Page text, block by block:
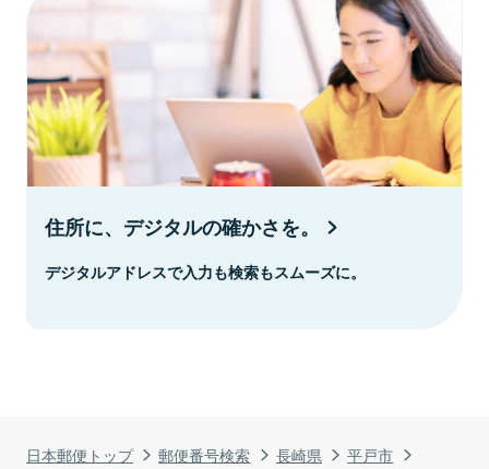
日本郵便トップ 郵便番号検索 長崎県
平戸市
住所に、デジタルの確かさを。
デジタルアドレスで入力も検索もスムーズに。